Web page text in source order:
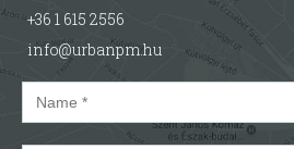
+36 1 615 2556
info@urbanpm.hu